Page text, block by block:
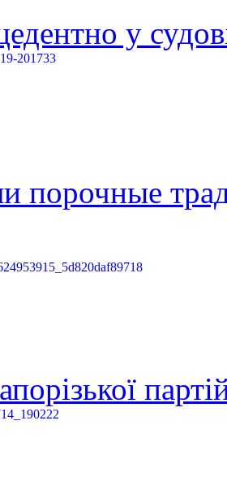
у
порочные